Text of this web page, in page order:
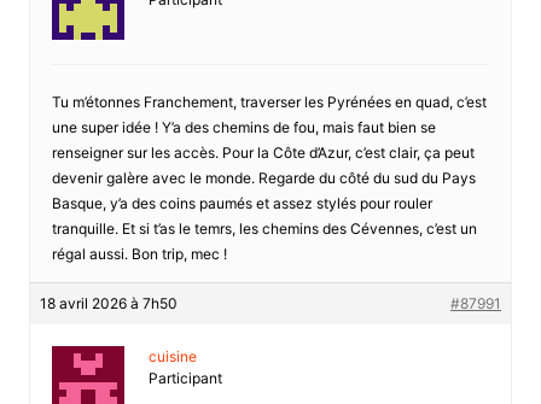
Tu m’étonnes Franchement, traverser les Pyrénées en quad, c’est
une super idée ! Y’a des chemins de fou, mais faut bien se
renseigner sur les accès. Pour la Côte d’Azur, c’est clair, ça peut
devenir galère avec le monde. Regarde du côté du sud du Pays
Basque, y’a des coins paumés et assez stylés pour rouler
tranquille. Et si t’as le temrs, les chemins des Cévennes, c’est un
régal aussi. Bon trip, mec !
18 avril 2026 à 7h50 #87991
cuisine
Participant